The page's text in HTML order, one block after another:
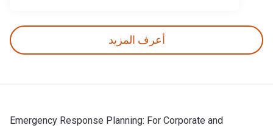
أعرف المزيد
Emergency Response Planning: For Corporate and